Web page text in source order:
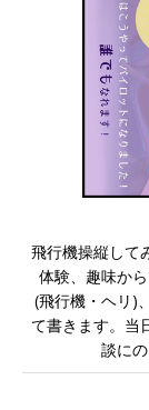
飛行機操縦して
体験、趣味か
(飛行機・ヘリ)
て書きます。当
談に